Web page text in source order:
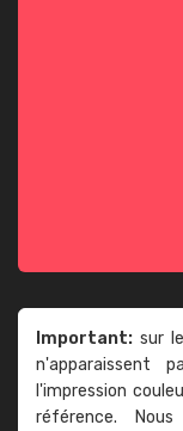
Important: sur
n'apparaissent
l'impression
référence.